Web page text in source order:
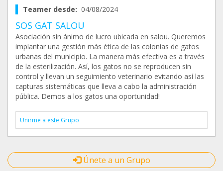
Teamer desde: 04/08/2024
SOS GAT SALOU
Asociación sin ánimo de lucro ubicada en salou. Queremos
implantar una gestión más ética de las colonias de gatos
urbanas del municipio. La manera más efectiva es a través
de la esterilización. Así, los gatos no se reproducen sin
control y llevan un seguimiento veterinario evitando así las
capturas sistemáticas que lleva a cabo la administración
pública. Demos a los gatos una oportunidad!
Unirme a este Grupo
Únete a un Grupo